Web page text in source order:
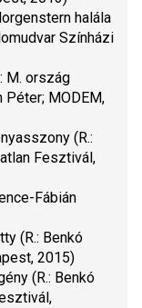
halála
Színházi
M. ország
Péter; MODEM,
(R.:
Fesztivál,
Fábián
(R.: Benkó
2015)
(R.: Benkó